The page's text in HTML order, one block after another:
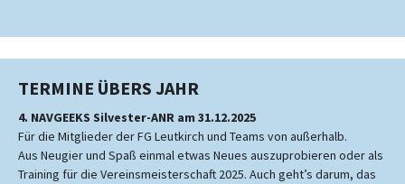
TERMINE ÜBERS JAHR
4. NAVGEEKS Silvester-ANR am 31.12.2025
Für die Mitglieder der FG Leutkirch und Teams von außerhalb.
Aus Neugier und Spaß einmal etwas Neues auszuprobieren oder als
Training für die Vereinsmeisterschaft 2025. Auch geht’s darum, das